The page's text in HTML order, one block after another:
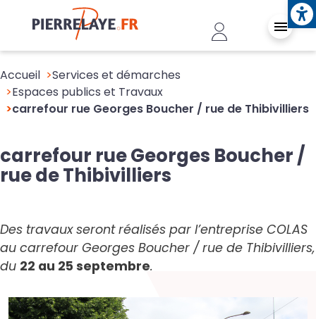
Aller au contenu principal
Header -
Accueil
Services et démarches
Espaces publics et Travaux
carrefour rue Georges Boucher / rue de Thibivilliers
carrefour rue Georges Boucher /
rue de Thibivilliers
Des travaux seront réalisés par l’entreprise COLAS
au carrefour Georges Boucher / rue de Thibivilliers,
du 22 au 25 septembre.